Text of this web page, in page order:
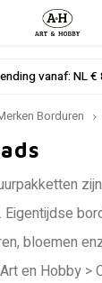
vanaf: NL €
Borduren
bloemen
en Hobby >